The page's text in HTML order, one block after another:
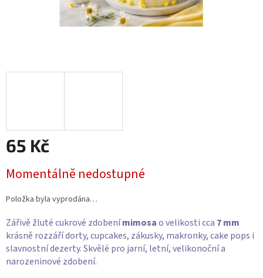
65 Kč
cena:
Momentálně nedostupné
Položka byla vyprodána…
Zářivě žluté cukrové zdobenímimosao velikosti cca 7 mm
krásně rozzáří dorty, cupcakes, zákusky, makronky, cake pops i
slavnostní dezerty. Skvělé pro jarní, letní, velikonoční a
narozeninové zdobení.